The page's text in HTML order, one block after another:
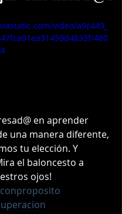
video/a9c449_
480
en aprender
una manera diferente,
tu elección. Y
el baloncesto a
ojos!